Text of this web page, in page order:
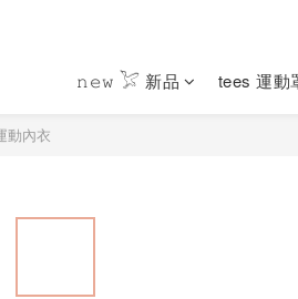
𝚗𝚎𝚠 𓅯 新品 tees 運動
動內衣